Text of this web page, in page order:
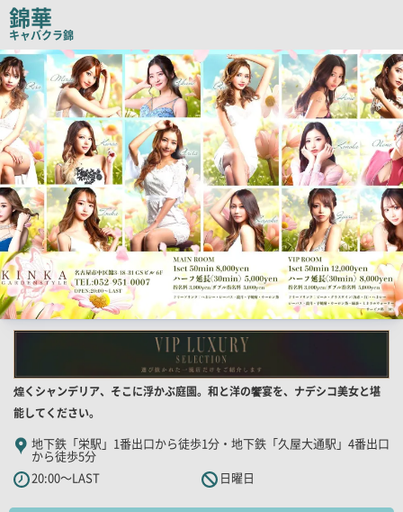
コ
ピ
ー
錦華
キャバクラ錦
検
索
結
果
一
覧
用
画
像
店
舗
PR
キ
ャ
煌くシャンデリア、そこに浮かぶ庭園。和と洋の饗宴を、ナデシコ美女と堪
能してください。
地下鉄「栄駅」1番出口から徒歩1分・地下鉄「久屋大通駅」4番出口
から徒歩5分
20:00～LAST
日曜日